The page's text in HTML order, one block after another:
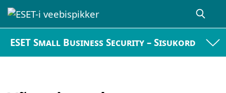
ESET Small Business Security – Sisukord